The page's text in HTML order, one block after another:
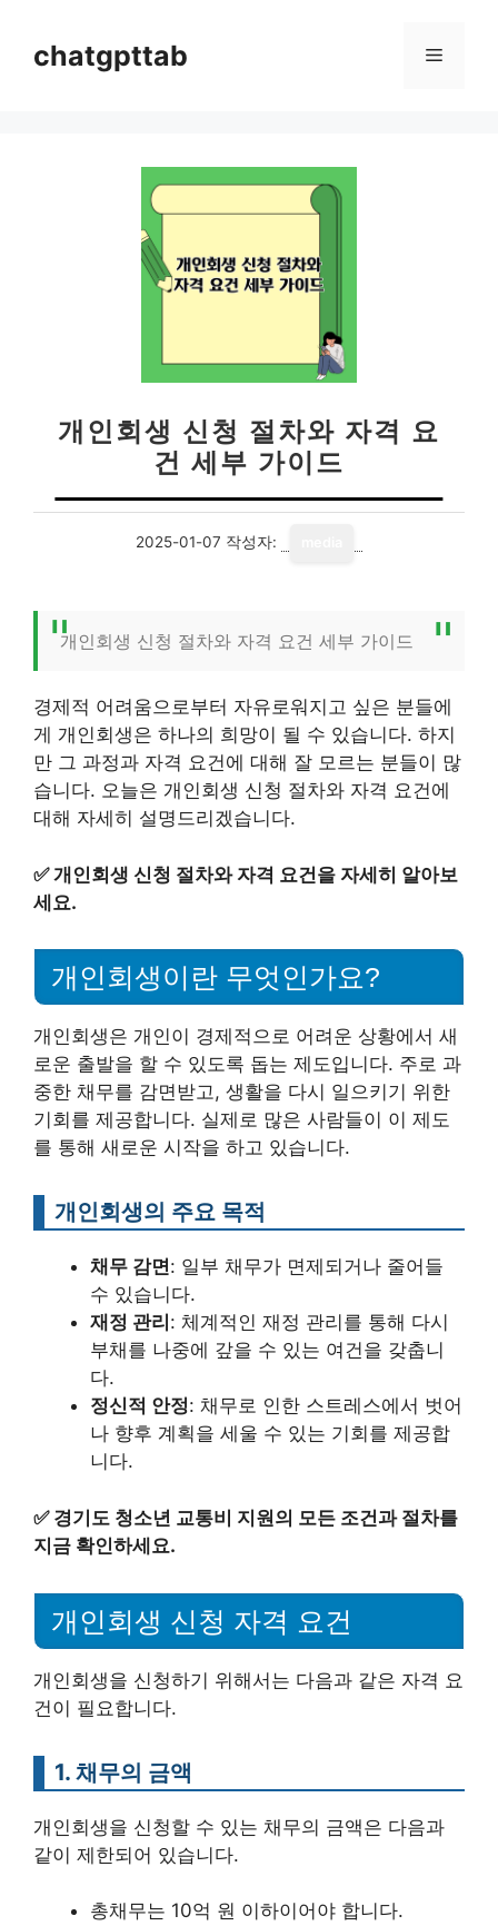
chatgpttab 메
개인회생 신청 절차와 자격 요
건 세부 가이드
2025-01-07 작성자:
개인회생 신청 절차와 자격 요건 세부 가이드
경제적 어려움으로부터 자유로워지고 싶은 분들에
게 개인회생은 하나의 희망이 될 수 있습니다. 하지
만 그 과정과 자격 요건에 대해 잘 모르는 분들이 많
습니다. 오늘은 개인회생 신청 절차와 자격 요건에
대해 자세히 설명드리겠습니다.
✅개인회생 신청 절차와 자격 요건을 자세히 알아보
세요.
개인회생이란 무엇인가요?
개인회생은 개인이 경제적으로 어려운 상황에서 새
로운 출발을 할 수 있도록 돕는 제도입니다. 주로 과
중한 채무를 감면받고, 생활을 다시 일으키기 위한
기회를 제공합니다. 실제로 많은 사람들이 이 제도
를 통해 새로운 시작을 하고 있습니다.
개인회생의 주요 목적
채무 감면: 일부 채무가 면제되거나 줄어들
수 있습니다.
재정 관리 : 체계적인 재정 관리를 통해 다시
부채를 나중에 갚을 수 있는 여건을 갖춥니
다.
정신적 안정: 채무로 인한 스트레스에서 벗어
나 향후 계획을 세울 수 있는 기회를 제공합
니다.
✅ 경기도 청소년 교통비 지원의 모든 조건과 절차를
지금 확인하세요.
개인회생 신청 자격 요건
개인회생을 신청하기 위해서는 다음과 같은 자격 요
건이 필요합니다.
1. 채무의 금액
개인회생을 신청할 수 있는 채무의 금액은 다음과
같이 제한되어 있습니다.
총채무는 10억 원 이하이어야 합니다.